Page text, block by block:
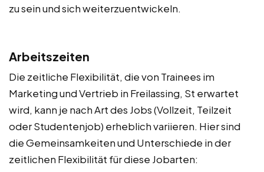
zu sein und sich weiterzuentwickeln.
Arbeitszeiten
Die zeitliche Flexibilität, die von Trainees im
Marketing und Vertrieb in Freilassing, St erwartet
wird, kann je nach Art des Jobs (Vollzeit, Teilzeit
oder Studentenjob) erheblich variieren. Hier sind
die Gemeinsamkeiten und Unterschiede in der
zeitlichen Flexibilität für diese Jobarten: